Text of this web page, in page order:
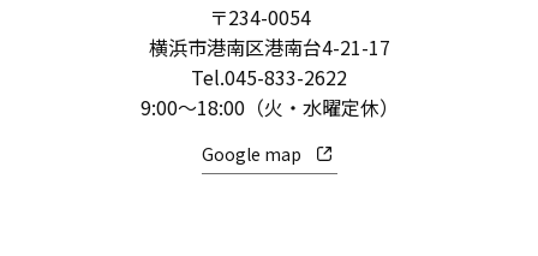
〒234-0054
横浜市港南区港南台4-21-17
Tel.045-833-2622
9:00～18:00（火・水曜定休）
Google map